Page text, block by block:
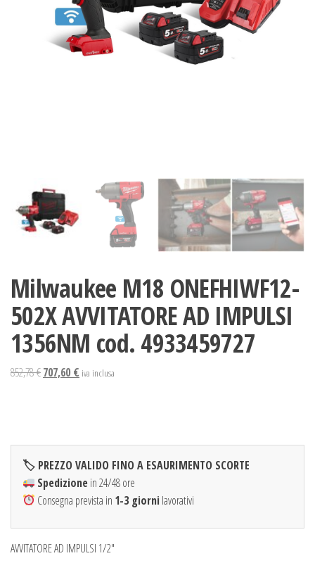
Milwaukee M18 ONEFHIWF12-
502X AVVITATORE AD IMPULSI
1356NM cod. 4933459727
852,78€Il
852,78 €.
707,60 € Il
707,60 €.
iva inclusa
🏷 PREZZO VALIDO FINO A ESAURIMENTO SCORTE
Spedizione in 24/48 ore
Consegna prevista in 1-3 giorni lavorativi
AVVITATORE AD IMPULSI 1/2″